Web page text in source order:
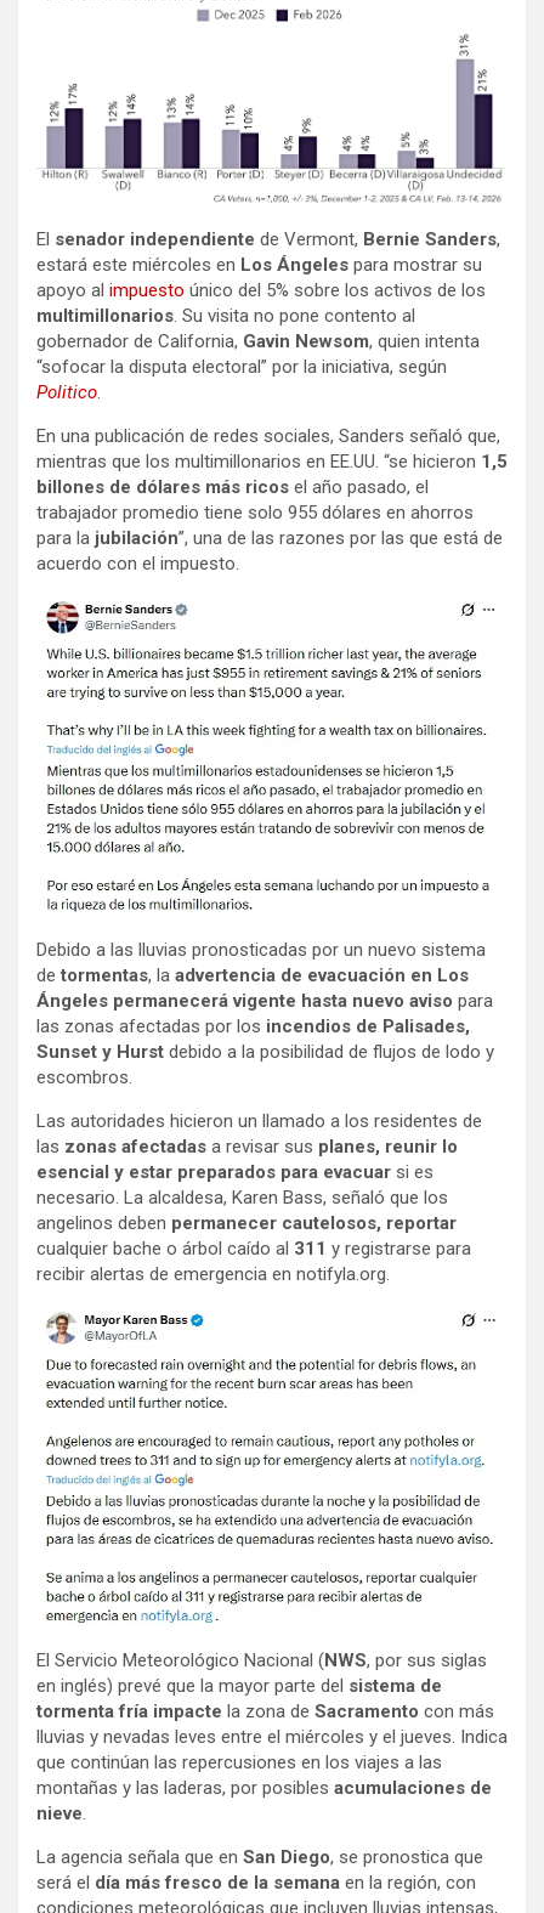
El senador independiente de Vermont, Bernie Sanders,
estará este miércoles en Los Ángeles para mostrar su
apoyo al impuesto único del 5% sobre los activos de los
multimillonarios. Su visita no pone contento al
gobernador de California, Gavin Newsom, quien intenta
“sofocar la disputa electoral” por la iniciativa, según
Politico.
En una publicación de redes sociales, Sanders señaló que,
mientras que los multimillonarios en EE.UU. “se hicieron 1,5
billones de dólares más ricos el año pasado, el
trabajador promedio tiene solo 955 dólares en ahorros
para la jubilación”, una de las razones por las que está de
acuerdo con el impuesto.
Debido a las lluvias pronosticadas por un nuevo sistema
detormentas, la advertencia de evacuación en Los
Ángeles permanecerá vigente hasta nuevo aviso para
las zonas afectadas por los incendios de Palisades,
Sunset y Hurst debido a la posibilidad de flujos de lodo y
escombros.
Las autoridades hicieron un llamado a los residentes de
las zonas afectadas a revisar sus planes, reunir lo
esencial y estar preparados para evacuar si es
necesario. La alcaldesa, Karen Bass, señaló que los
angelinos deben permanecer cautelosos, reportar
cualquier bache o árbol caído al 311 y registrarse para
recibir alertas de emergencia en notifyla.org.
El Servicio Meteorológico Nacional (NWS, por sus siglas
en inglés) prevé que la mayor parte del sistema de
tormenta fría impacte la zona de Sacramento con más
lluvias y nevadas leves entre el miércoles y el jueves. Indica
que continúan las repercusiones en los viajes a las
montañas y las laderas, por posibles acumulaciones de
nieve.
La agencia señala que en San Diego, se pronostica que
será el día más fresco de la semana en la región, con
condiciones meteorológicas que incluyen lluvias intensas,